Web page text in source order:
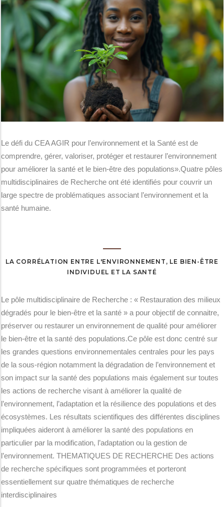
Le défi du CEA AGIR pour l’environnement et la Santé est de
comprendre, gérer, valoriser, protéger et restaurer l’environnement
pour améliorer la santé et le bien-être des populations».Quatre pôles
multidisciplinaires de Recherche ont été identifiés pour couvrir un
large spectre de problématiques associant l’environnement et la
santé humaine.
LA CORRÉLATION ENTRE L'ENVIRONNEMENT, LE BIEN-ÊTRE
INDIVIDUEL ET LA SANTÉ
Le pôle multidisciplinaire de Recherche : « Restauration des milieux
dégradés pour le bien-être et la santé » a pour objectif de connaitre,
préserver ou restaurer un environnement de qualité pour améliorer
le bien-être et la santé des populations.Ce pôle est donc centré sur
les grandes questions environnementales centrales pour les pays
de la sous-région notamment la dégradation de l’environnement et
son impact sur la santé des populations mais également sur toutes
les actions de recherche visant à améliorer la qualité de
l’environnement, l’adaptation et la résilience des populations et des
écosystèmes. Les résultats scientifiques des différentes disciplines
impliquées aideront à améliorer la santé des populations en
particulier par la modification, l’adaptation ou la gestion de
l’environnement. THEMATIQUES DE RECHERCHE Des actions
de recherche spécifiques sont programmées et porteront
essentiellement sur quatre thématiques de recherche
interdisciplinaires